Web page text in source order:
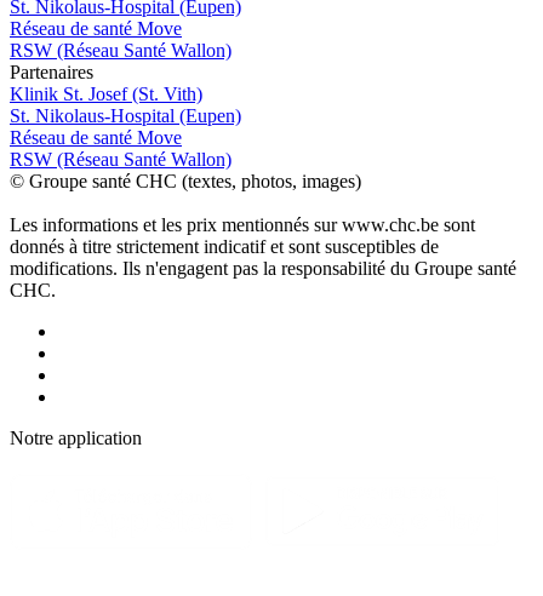
St. Nikolaus-Hospital (Eupen)
Réseau de santé Move
RSW (Réseau Santé Wallon)
Partenaires
Klinik St. Josef (St. Vith)
St. Nikolaus-Hospital (Eupen)
Réseau de santé Move
RSW (Réseau Santé Wallon)
© Groupe santé CHC (textes, photos, images)
Les informations et les prix mentionnés sur www.chc.be sont
donnés à titre strictement indicatif et sont susceptibles de
modifications. Ils n'engagent pas la responsabilité du Groupe santé
CHC.
Notre application